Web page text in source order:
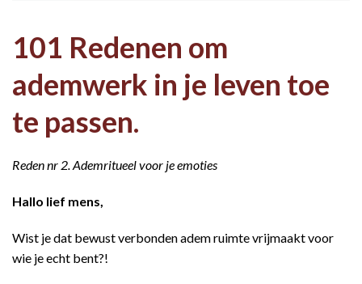
101 Redenen om
ademwerk in je leven toe
te passen.
Reden nr 2. Ademritueel voor je emoties
Hallo lief mens,
Wist je dat bewust verbonden adem ruimte vrijmaakt voor
wie je echt bent?!